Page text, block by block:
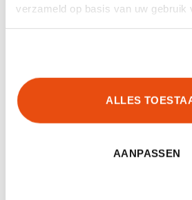
verzameld op basis van uw gebruik
ALLES
AANPASSEN
455,00
€